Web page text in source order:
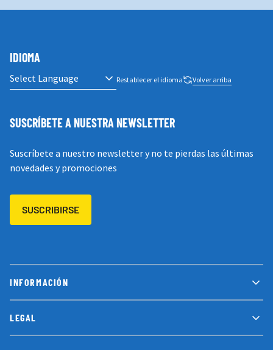
INFORMACIÓN
LEGAL
IDIOMA
Restablecer el idioma Volver arriba
SUSCRÍBETE A NUESTRA NEWSLETTER
Suscríbete a nuestro newsletter y no te pierdas las últimas
novedades y promociones
SUSCRIBIRSE